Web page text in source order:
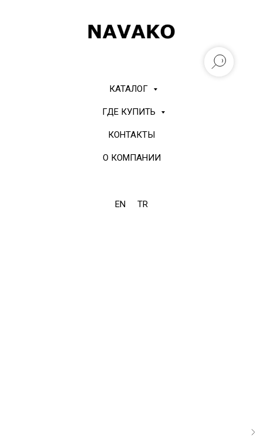
КАТАЛОГ
ГДЕ КУПИТЬ
КОНТАКТЫ
О КОМПАНИИ
EN TR